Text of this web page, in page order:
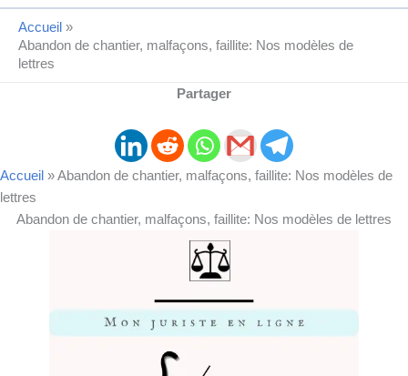
Accueil
Abandon de chantier, malfaçons, faillite: Nos modèles de
lettres
Partager
Accueil »Abandon de chantier, malfaçons, faillite: Nos modèles de
lettres
Abandon de chantier, malfaçons, faillite: Nos modèles de lettres